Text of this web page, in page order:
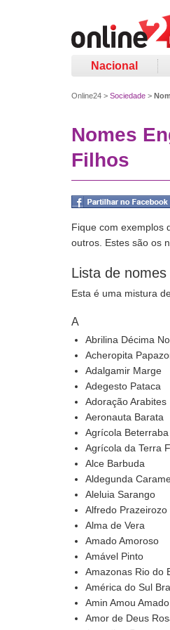
Nacional
Online24 > Sociedade >
Nomes
Filhos
Fique com exemplos
outros. Estes são os
Lista de
Esta é uma mistura
A
Abrilina Décima
Acheropita
Adalgamir Marge
Adegesto Pataca
Adoração Arabites
Aeronauta Barata
Agrícola Beterraba
Agrícola da Terra
Alce Barbuda
Aldegunda
Aleluia Sarango
Alfredo Prazeirozo
Alma de Vera
Amado Amoroso
Amável Pinto
Amazonas Rio do
América do Sul
Amin Amou Amado
Amor de Deus